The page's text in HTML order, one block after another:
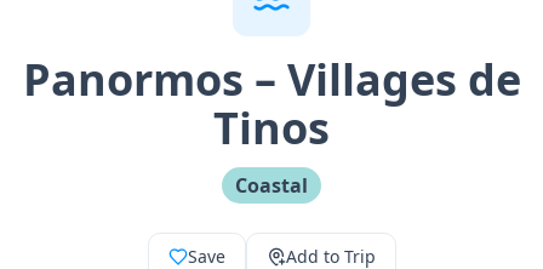
Panormos – Villages de
Tinos
Coastal
Save Add to Trip